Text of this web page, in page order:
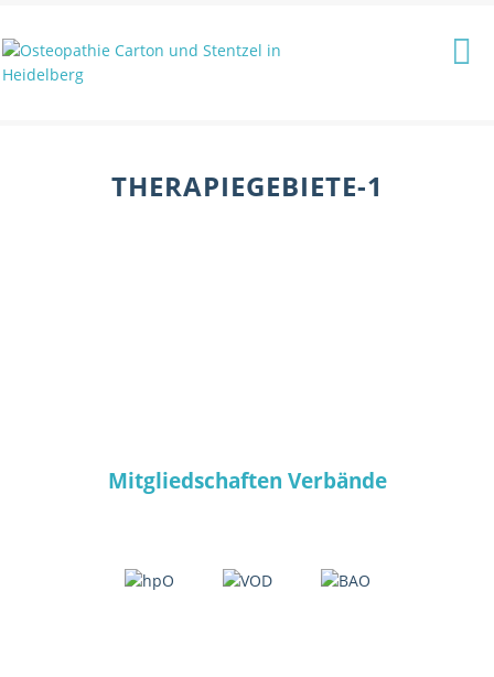
THERAPIEGEBIETE-1
Mitgliedschaften Verbände